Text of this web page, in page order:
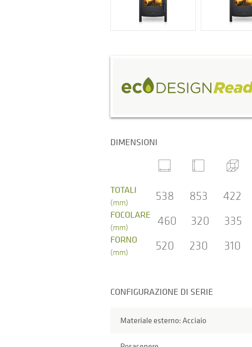
DIMENSIONI
TOTALI
(mm) 538 853 422
FOCOLARE
(mm) 460 320 335
FORNO
(mm) 520 230 310
CONFIGURAZIONE DI SERIE
Materiale esterno: Acciaio